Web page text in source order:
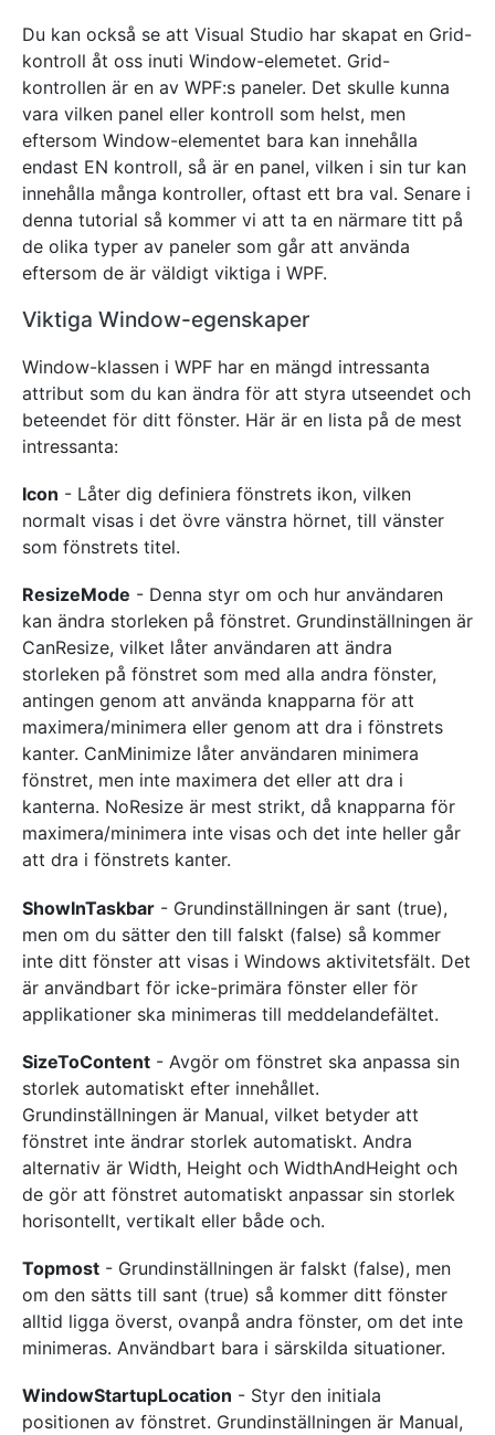
Du kan också se att Visual Studio har skapat en Grid-
kontroll åt oss inuti Window-elemetet. Grid-
kontrollen är en av WPF:s paneler. Det skulle kunna
vara vilken panel eller kontroll som helst, men
eftersom Window-elementet bara kan innehålla
endast EN kontroll, så är en panel, vilken i sin tur kan
innehålla många kontroller, oftast ett bra val. Senare i
denna tutorial så kommer vi att ta en närmare titt på
de olika typer av paneler som går att använda
eftersom de är väldigt viktiga i WPF.
Viktiga Window-egenskaper
Window-klassen i WPF har en mängd intressanta
attribut som du kan ändra för att styra utseendet och
beteendet för ditt fönster. Här är en lista på de mest
intressanta:
Icon - Låter dig definiera fönstrets ikon, vilken
normalt visas i det övre vänstra hörnet, till vänster
som fönstrets titel.
ResizeMode - Denna styr om och hur användaren
kan ändra storleken på fönstret. Grundinställningen är
CanResize, vilket låter användaren att ändra
storleken på fönstret som med alla andra fönster,
antingen genom att använda knapparna för att
maximera/minimera eller genom att dra i fönstrets
kanter. CanMinimize låter användaren minimera
fönstret, men inte maximera det eller att dra i
kanterna. NoResize är mest strikt, då knapparna för
maximera/minimera inte visas och det inte heller går
att dra i fönstrets kanter.
ShowInTaskbar - Grundinställningen är sant (true),
men om du sätter den till falskt (false) så kommer
inte ditt fönster att visas i Windows aktivitetsfält. Det
är användbart för icke-primära fönster eller för
applikationer ska minimeras till meddelandefältet.
SizeToContent - Avgör om fönstret ska anpassa sin
storlek automatiskt efter innehållet.
Grundinställningen är Manual, vilket betyder att
fönstret inte ändrar storlek automatiskt. Andra
alternativ är Width, Height och WidthAndHeight och
de gör att fönstret automatiskt anpassar sin storlek
horisontellt, vertikalt eller både och.
Topmost - Grundinställningen är falskt (false), men
om den sätts till sant (true) så kommer ditt fönster
alltid ligga överst, ovanpå andra fönster, om det inte
minimeras. Användbart bara i särskilda situationer.
WindowStartupLocation - Styr den initiala
positionen av fönstret. Grundinställningen är Manual,